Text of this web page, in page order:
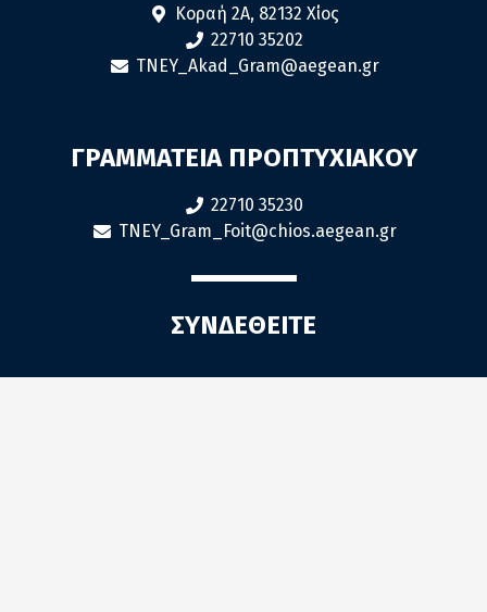
Κοραή 2Α, 82132 Χίος
22710 35202
TNEY_Akad_Gram@aegean.gr
ΓΡΑΜΜΑΤΕΙΑ ΠΡΟΠΤΥΧΙΑΚΟΥ
22710 35230
TNEY_Gram_Foit@chios.aegean.gr
ΣΥΝΔΕΘΕΙΤΕ